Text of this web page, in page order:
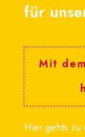
für
Mit
Hier gehts zu